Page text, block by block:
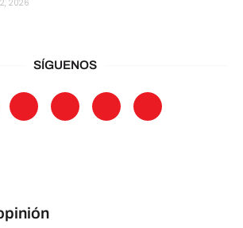
2026
SÍGUENOS